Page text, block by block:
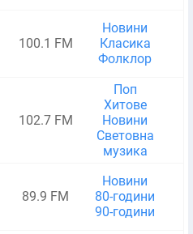
100.1 FM
Новини
Класика
Фолклор
102.7 FM
Поп
Хитове
Новини
Световна
музика
89.9 FM
Новини
80-години
90-години